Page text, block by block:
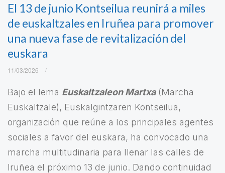
El 13 de junio Kontseilua reunirá a miles
de euskaltzales en Iruñea para promover
una nueva fase de revitalización del
euskara
11/03/2026
Bajo el lema Euskaltzaleon Martxa(Marcha
Euskaltzale), Euskalgintzaren Kontseilua,
organización que reúne a los principales agentes
sociales a favor del euskara, ha convocado una
marcha multitudinaria para llenar las calles de
Iruñea el próximo 13 de junio. Dando continuidad